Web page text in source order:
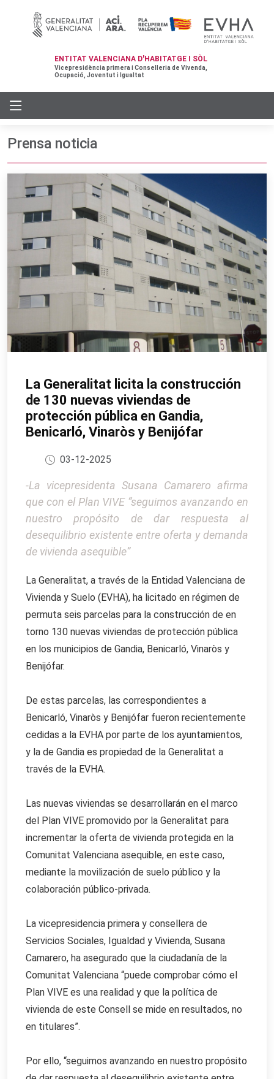
ENTITAT VALENCIANA D'HABITATGE I SÒL
Vicepresidència primera i Conselleria de Vivenda,
Ocupació, Joventut i Igualtat
Prensa noticia
La Generalitat licita la construcción
de 130 nuevas viviendas de
protección pública en Gandia,
Benicarló, Vinaròs y Benijófar
03-12-2025
-La vicepresidenta Susana Camarero afirma
que con el Plan VIVE “seguimos avanzando en
nuestro propósito de dar respuesta al
desequilibrio existente entre oferta y demanda
de vivienda asequible”
La Generalitat, a través de la Entidad Valenciana de
Vivienda y Suelo (EVHA), ha licitado en régimen de
permuta seis parcelas para la construcción de en
torno 130 nuevas viviendas de protección pública
en los municipios de Gandia, Benicarló, Vinaròs y
Benijófar.
De estas parcelas, las correspondientes a
Benicarló, Vinaròs y Benijófar fueron recientemente
cedidas a la EVHA por parte de los ayuntamientos,
y la de Gandia es propiedad de la Generalitat a
través de la EVHA.
Las nuevas viviendas se desarrollarán en el marco
del Plan VIVE promovido por la Generalitat para
incrementar la oferta de vivienda protegida en la
Comunitat Valenciana asequible, en este caso,
mediante la movilización de suelo público y la
colaboración público-privada.
La vicepresidencia primera y consellera de
Servicios Sociales, Igualdad y Vivienda, Susana
Camarero, ha asegurado que la ciudadanía de la
Comunitat Valenciana “puede comprobar cómo el
Plan VIVE es una realidad y que la política de
vivienda de este Consell se mide en resultados, no
en titulares”.
Por ello, “seguimos avanzando en nuestro propósito